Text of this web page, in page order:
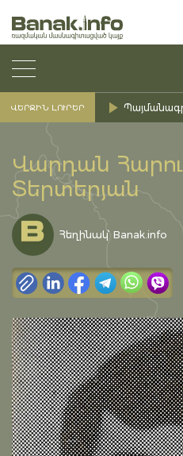
ՎԵՐՋԻՆ ԼՈՒՐԵՐ
Վարդան
Տերտերյան
Հեղինակ՝ Banak.info